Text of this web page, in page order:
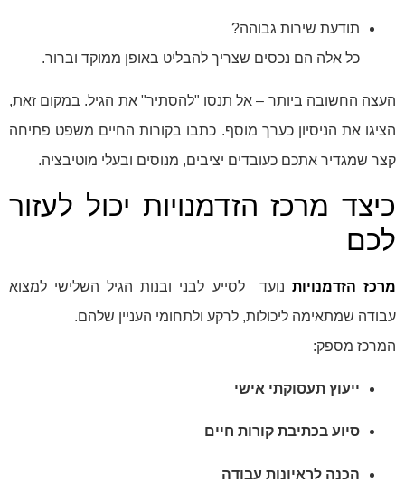
תודעת שירות גבוהה?
כל אלה הם נכסים שצריך להבליט באופן ממוקד וברור.
העצה החשובה ביותר – אל תנסו "להסתיר" את הגיל. במקום זאת,
הציגו את הניסיון כערך מוסף. כתבו בקורות החיים משפט פתיחה
קצר שמגדיר אתכם כעובדים יציבים, מנוסים ובעלי מוטיבציה.
כיצד מרכז הזדמנויות יכול לעזור
לכם
מרכז הזדמנויות נועד לסייע לבני ובנות הגיל השלישי למצוא
עבודה שמתאימה ליכולות, לרקע ולתחומי העניין שלהם.
המרכז מספק:
ייעוץ תעסוקתי אישי
סיוע בכתיבת קורות חיים
הכנה לראיונות עבודה